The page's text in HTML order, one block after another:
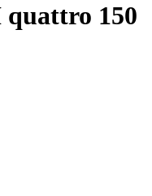
150